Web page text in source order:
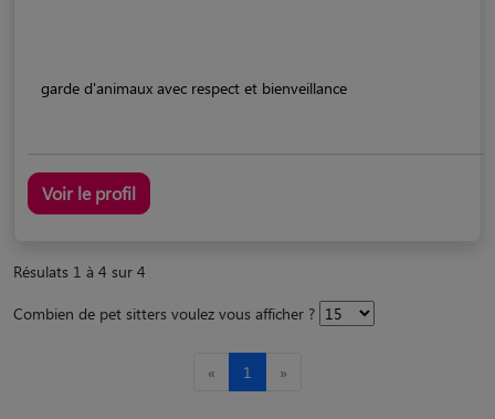
garde d'animaux avec respect et bienveillance
Voir le profil
Résulats 1 à 4 sur 4
Combien de pet sitters voulez vous afficher ?
« 1 »